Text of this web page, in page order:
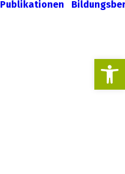
Publikationen